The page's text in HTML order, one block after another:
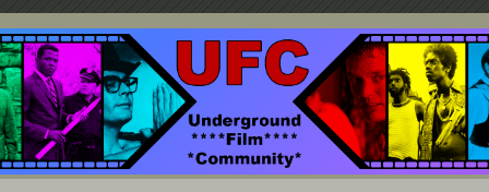
ein Paradies für Cineasten und Filmsüchtige jenseits des Mainstreams.